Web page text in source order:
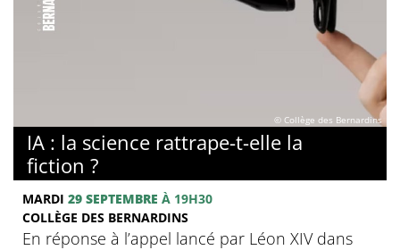
© Collège des Bernardins
IA : la science rattrape-t-elle la
fiction ?
MARDI 29 SEPTEMBRE À 19H30
COLLÈGE DES BERNARDINS
En réponse à l’appel lancé par Léon XIV dans